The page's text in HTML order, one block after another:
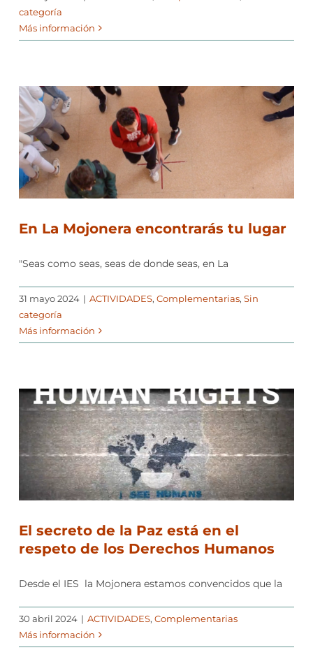
categoría
Más información
En La Mojonera encontrarás tu lugar
"Seas como seas, seas de donde seas, en La
31 mayo 2024 | ACTIVIDADES, Complementarias, Sin
categoría
Más información
El secreto de la Paz está en el
respeto de los Derechos Humanos
Desde el IES la Mojonera estamos convencidos que la
30 abril 2024 | ACTIVIDADES, Complementarias
Más información